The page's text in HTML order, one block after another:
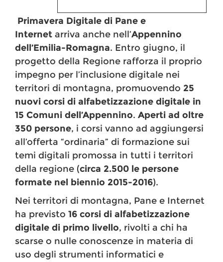
Primavera Digitale di Pane e
Internet arriva anche nell’Appennino
dell’Emilia-Romagna. Entro giugno, il
progetto della Regione rafforza il proprio
impegno per l’inclusione digitale nei
territori di montagna, promuovendo 25
nuovi corsi di alfabetizzazione digitale in
15 Comuni dell’Appennino. Aperti ad oltre
350 persone, i corsi vanno ad aggiungersi
all’offerta “ordinaria” di formazione sui
temi digitali promossa in tutti i territori
della regione (circa 2.500 le persone
formate nel biennio 2015-2016).
Nei territori di montagna, Pane e Internet
ha previsto 16 corsi di alfabetizzazione
digitale di primo livello, rivolti a chi ha
scarse o nulle conoscenze in materia di
uso degli strumenti informatici e